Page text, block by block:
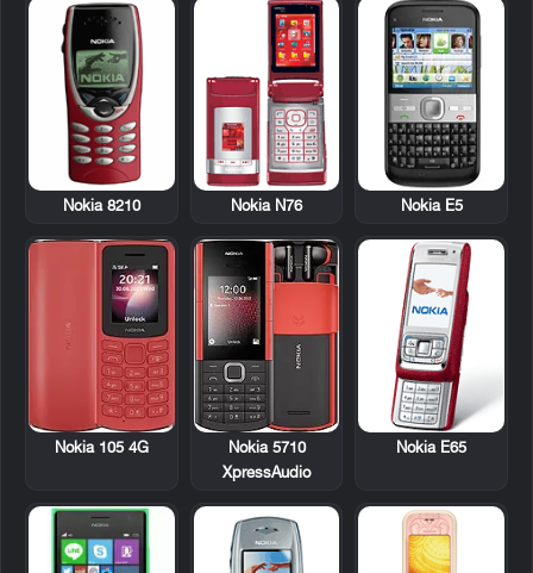
Nokia E5
Nokia N76
Nokia 8210
Nokia E65
Nokia 5710
XpressAudio
Nokia 105 4G